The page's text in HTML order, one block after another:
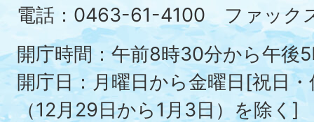
電話：0463-61-4100 ファック
開庁時間：午前8時30分から午後
開庁日：月曜日から金曜日[祝日
（12月29日から1月3日）を除く]